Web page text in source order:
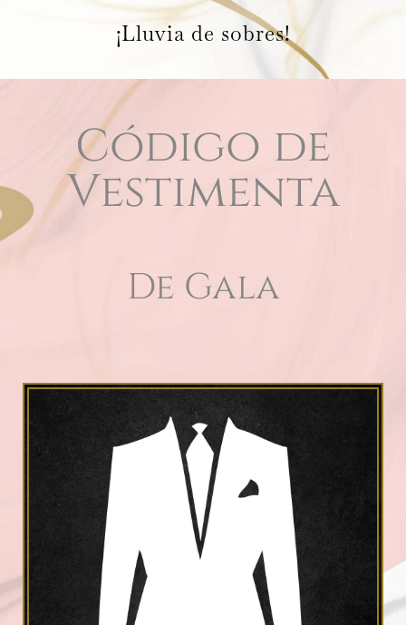
¡Lluvia de sobres!
Código de
Vestimenta
De Gala